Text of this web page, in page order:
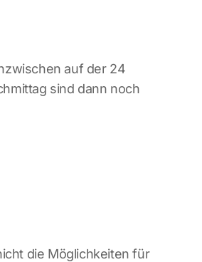
auf der 24
sind dann noch
die Möglichkeiten für